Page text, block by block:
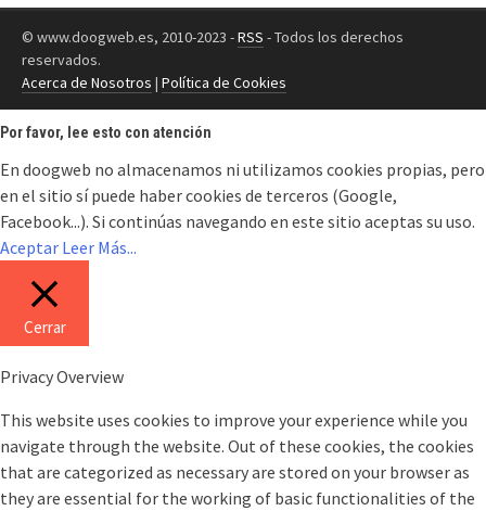
© www.doogweb.es, 2010-2023 -RSS - Todos los derechos
reservados.
Acerca de Nosotros | Política de Cookies
Por favor, lee esto con atención
En doogweb no almacenamos ni utilizamos cookies propias, pero
en el sitio sí puede haber cookies de terceros (Google,
Facebook...). Si continúas navegando en este sitio aceptas su uso.
Aceptar Leer Más...
Cerrar
Privacy Overview
This website uses cookies to improve your experience while you
navigate through the website. Out of these cookies, the cookies
that are categorized as necessary are stored on your browser as
they are essential for the working of basic functionalities of the